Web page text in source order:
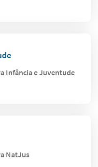
Infância e Juventude
NatJus